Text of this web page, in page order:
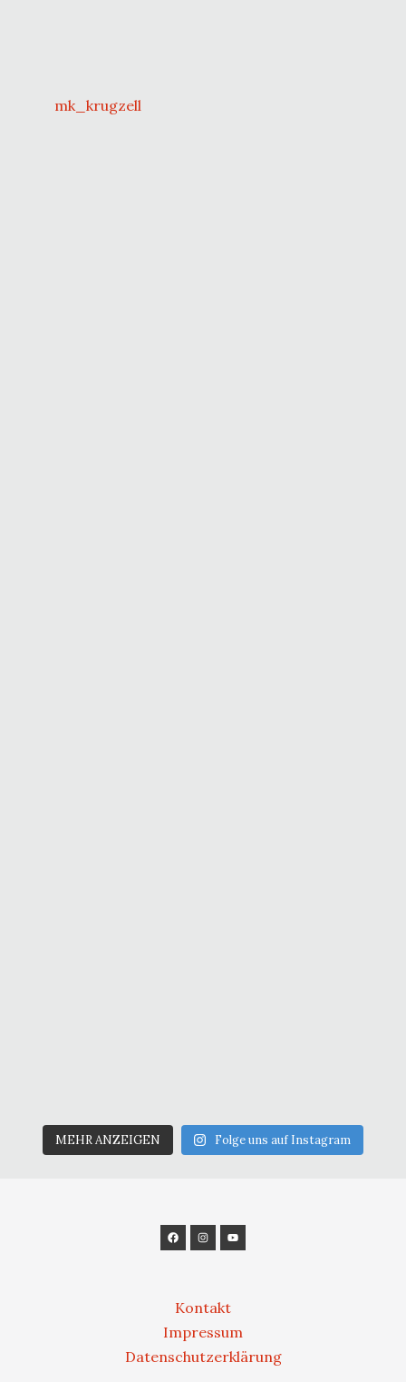
mk_krugzell
MEHR ANZEIGEN Folge uns auf Instagram
Kontakt
Impressum
Datenschutzerklärung